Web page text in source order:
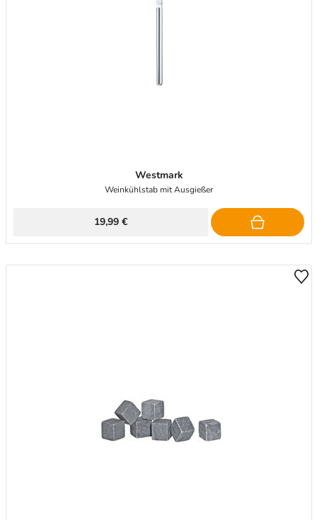
Westmark
Weinkühlstab mit Ausgießer
19,99 €